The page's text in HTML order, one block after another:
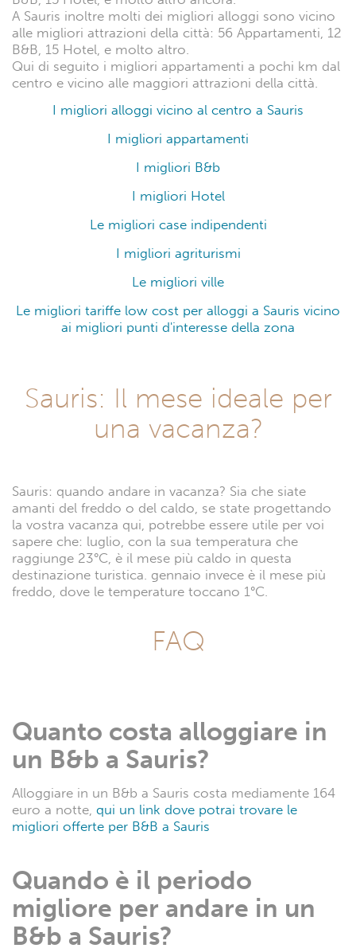
A Sauris inoltre molti dei migliori alloggi sono vicino
alle migliori attrazioni della città: 56 Appartamenti, 12
B&B, 15 Hotel, e molto altro.
Qui di seguito i migliori appartamenti a pochi km dal
centro e vicino alle maggiori attrazioni della città.
I migliori alloggi vicino al centro a Sauris
I migliori appartamenti
I migliori B&b
I migliori Hotel
Le migliori case indipendenti
I migliori agriturismi
Le migliori ville
Le migliori tariffe low cost per alloggi a Sauris vicino
ai migliori punti d'interesse della zona
Sauris: Il mese ideale per
una vacanza?
Sauris: quando andare in vacanza? Sia che siate
amanti del freddo o del caldo, se state progettando
la vostra vacanza qui, potrebbe essere utile per voi
sapere che: luglio, con la sua temperatura che
raggiunge 23°C, è il mese più caldo in questa
destinazione turistica. gennaio invece è il mese più
freddo, dove le temperature toccano 1°C.
FAQ
Quanto costa alloggiare in
un B&b a Sauris?
Alloggiare in un B&b a Sauris costa mediamente 164
euro a notte, qui un link dove potrai trovare le
migliori offerte per B&B a Sauris
Quando è il periodo
migliore per andare in un
B&b a Sauris?